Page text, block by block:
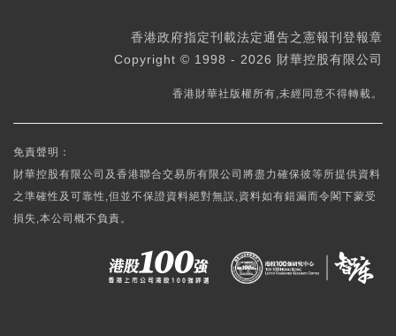
香港政府指定刊載法定通告之憲報刊登報章
Copyright © 1998 - 2026 財華控股有限公司
香港財華社版權所有,未經同意不得轉載。
免責聲明：
財華控股有限公司及香港聯合交易所有限公司將盡力確保彼等所提供資料
之準確性及可靠性,但並不保證資料絕對無誤,資料如有錯漏而令閣下蒙受
損失,本公司概不負責。